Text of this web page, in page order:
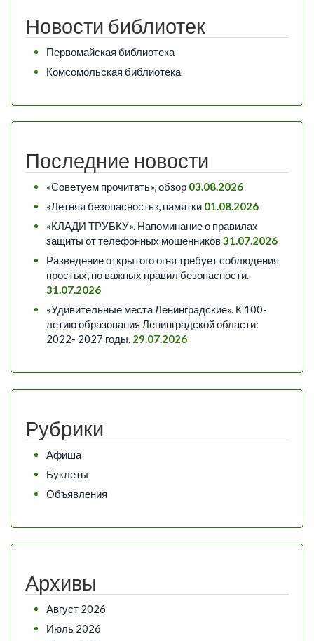
Новости библиотек
Первомайская библиотека
Комсомольская библиотека
Последние новости
«Советуем прочитать», обзор 03.08.2026
«Летняя безопасность», памятки 01.08.2026
«КЛАДИ ТРУБКУ». Напоминание о правилах
защиты от телефонных мошенников31.07.2026
Разведение открытого огня требует соблюдения
простых, но важных правил безопасности.
31.07.2026
«Удивительные места Ленинградские». К 100-
летию образования Ленинградской области:
2022- 2027 годы. 29.07.2026
Рубрики
Афиша
Буклеты
Объявления
Архивы
Август 2026
Июль 2026